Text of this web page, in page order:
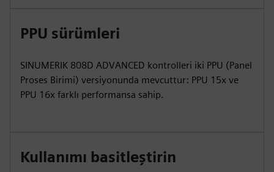
PPU sürümleri
SINUMERIK 808D ADVANCED kontrolleri iki PPU (Panel
Proses Birimi) versiyonunda mevcuttur: PPU 15x ve
PPU 16x farklı performansa sahip.
Kullanımı basitleştirin